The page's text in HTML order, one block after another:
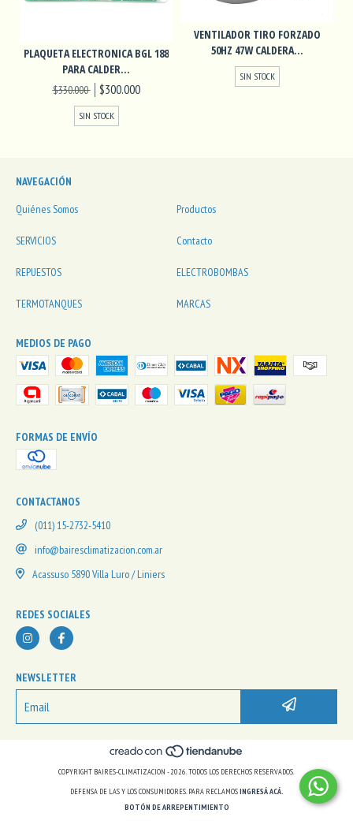
PLAQUETA ELECTRONICA BGL 188
PARA CALDER...
$330.000 $300.000
SIN STOCK
VENTILADOR TIRO FORZADO
50HZ 47W CALDERA...
SIN STOCK
NAVEGACIÓN
Quiénes Somos
Productos
SERVICIOS Contacto
REPUESTOS ELECTROBOMBAS
TERMOTANQUES MARCAS
MEDIOS DE PAGO
FORMAS DE ENVÍO
CONTACTANOS
(011) 15-2732-5410
info@bairesclimatizacion.com.ar
Acassuso 5890 Villa Luro / Liniers
REDES SOCIALES
NEWSLETTER
COPYRIGHT BAIRES-CLIMATIZACION - 2026. TODOS LOS DERECHOS RESERVADOS.
DEFENSA DE LAS Y LOS CONSUMIDORES. PARA RECLAMOSINGRESÁ ACÁ.
BOTÓN DE ARREPENTIMIENTO